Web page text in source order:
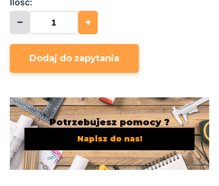
Ilość:
− +
Dodaj do zapytania
Potrzebujesz pomocy ?
Napisz do nas!